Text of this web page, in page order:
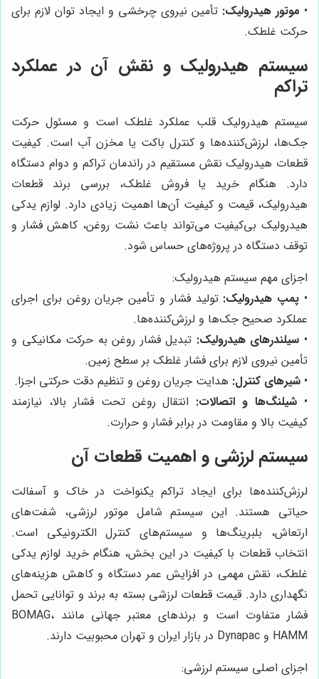
• موتور هیدرولیک: تأمین نیروی چرخشی و ایجاد توان لازم برای
حرکت غلطک.
سیستم هیدرولیک و نقش آن در عملکرد
تراکم
سیستم هیدرولیک قلب عملکرد غلطک است و مسئول حرکت
جک‌ها، لرزش‌کننده‌ها و کنترل باکت یا مخزن آب است. کیفیت
قطعات هیدرولیک نقش مستقیم در راندمان تراکم و دوام دستگاه
دارد. هنگام خرید یا فروش غلطک، بررسی برند قطعات
هیدرولیک، قیمت و کیفیت آن‌ها اهمیت زیادی دارد. لوازم یدکی
هیدرولیک بی‌کیفیت می‌تواند باعث نشت روغن، کاهش فشار و
توقف دستگاه در پروژه‌های حساس شود.
اجزای مهم سیستم هیدرولیک:
• پمپ هیدرولیک: تولید فشار و تأمین جریان روغن برای اجرای
عملکرد صحیح جک‌ها و لرزش‌کننده‌ها.
• سیلندرهای هیدرولیک: تبدیل فشار روغن به حرکت مکانیکی و
تأمین نیروی لازم برای فشار غلطک بر سطح زمین.
• شیرهای کنترل: هدایت جریان روغن و تنظیم دقت حرکتی اجزا.
• شیلنگ‌ها و اتصالات: انتقال روغن تحت فشار بالا، نیازمند
کیفیت بالا و مقاومت در برابر فشار و حرارت.
سیستم لرزشی و اهمیت قطعات آن
لرزش‌کننده‌ها برای ایجاد تراکم یکنواخت در خاک و آسفالت
حیاتی هستند. این سیستم شامل موتور لرزشی، شفت‌های
ارتعاش، بلبرینگ‌ها و سیستم‌های کنترل الکترونیکی است.
انتخاب قطعات با کیفیت در این بخش، هنگام خرید لوازم یدکی
غلطک، نقش مهمی در افزایش عمر دستگاه و کاهش هزینه‌های
نگهداری دارد. قیمت قطعات لرزشی بسته به برند و توانایی تحمل
فشار متفاوت است و برندهای معتبر جهانی مانند BOMAG،
HAMM و Dynapac در بازار ایران و تهران محبوبیت دارند.
اجزای اصلی سیستم لرزشی: